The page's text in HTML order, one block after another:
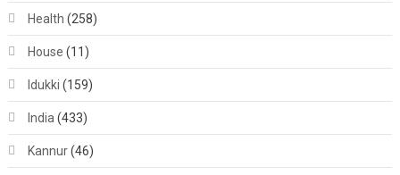
Health (258)
House (11)
Idukki (159)
India (433)
Kannur(46)